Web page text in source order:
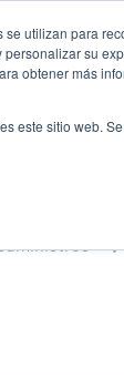
utilizan para
su
obtener más
este sitio web.